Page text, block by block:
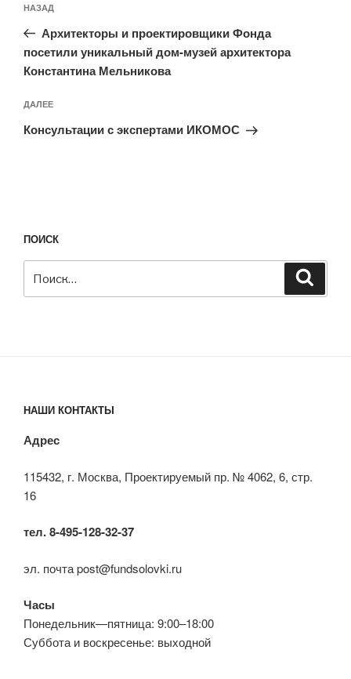
по
записям
Предыдущая
запись:
НАЗАД
Архитекторы и проектировщики Фонда
посетили уникальный дом-музей архитектора
Константина Мельникова
Следующая
запись
ДАЛЕЕ
Консультации с экспертами ИКОМОС
ПОИСК
НАШИ КОНТАКТЫ
Адрес
115432, г. Москва, Проектируемый пр. № 4062, 6, стр.
16
тел. 8-495-128-32-37
эл. почта post@fundsolovki.ru
Часы
Понедельник—пятница: 9:00–18:00
Суббота и воскресенье: выходной